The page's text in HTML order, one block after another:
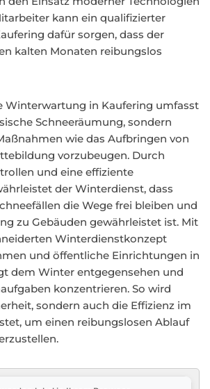
kann ein qualifizierter
dafür sorgen, dass der
kalten Monaten reibungslos
Winterwartung in Kaufering umfasst
Schneeräumung, sondern
wie das Aufbringen von
vorzubeugen. Durch
und eine effiziente
der Winterdienst, dass
die Wege frei bleiben und
zu Gebäuden gewährleistet ist. Mit
Winterdienstkonzept
und öffentliche Einrichtungen in
dem Winter entgegensehen und
konzentrieren. So wird
sondern auch die Effizienz im
um einen reibungslosen Ablauf